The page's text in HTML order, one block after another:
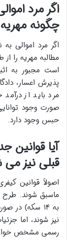
اگر مرد
چگونه
اگر مرد اموالی
مطالبه مهریه را
است مجبور به
پذیرش اعسار،
مرد باید از
حبس وجود دارد.
آیا قوانین
قبلی نیز
اصولاً قوانین
ماسبق شوند.
به ۱۴ سکه)
نیز شوند، اما
رسمی مشخص